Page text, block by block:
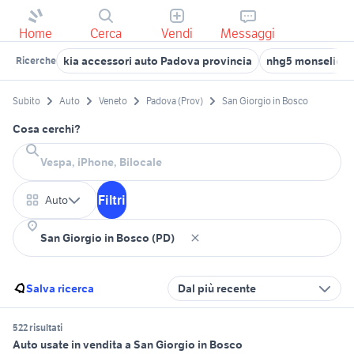
Home Cerca Vendi Messaggi
Ricerche kia accessori auto Padova provincia nhg5 monselice
Subito Auto Veneto Padova (Prov) San Giorgio in Bosco
Cosa cerchi?
Auto Filtri
Salva ricerca Dal più recente
522 risultati
Auto usate in vendita a San Giorgio in Bosco